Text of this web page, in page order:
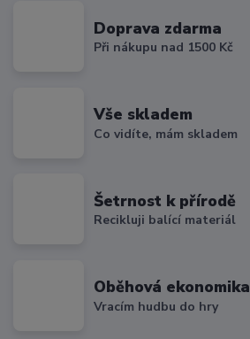
Doprava zdarma
Při nákupu nad 1500 Kč
Vše skladem
Co vidíte, mám skladem
Šetrnost k přírodě
Recikluji balící materiál
Oběhová ekonomika
Vracím hudbu do hry